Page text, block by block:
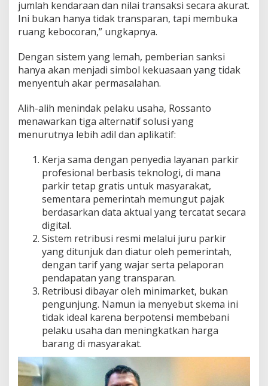
jumlah kendaraan dan nilai transaksi secara akurat.
Ini bukan hanya tidak transparan, tapi membuka
ruang kebocoran,” ungkapnya.
Dengan sistem yang lemah, pemberian sanksi
hanya akan menjadi simbol kekuasaan yang tidak
menyentuh akar permasalahan.
Alih-alih menindak pelaku usaha, Rossanto
menawarkan tiga alternatif solusi yang
menurutnya lebih adil dan aplikatif:
Kerja sama dengan penyedia layanan parkir
profesional berbasis teknologi, di mana
parkir tetap gratis untuk masyarakat,
sementara pemerintah memungut pajak
berdasarkan data aktual yang tercatat secara
digital.
Sistem retribusi resmi melalui juru parkir
yang ditunjuk dan diatur oleh pemerintah,
dengan tarif yang wajar serta pelaporan
pendapatan yang transparan.
Retribusi dibayar oleh minimarket, bukan
pengunjung. Namun ia menyebut skema ini
tidak ideal karena berpotensi membebani
pelaku usaha dan meningkatkan harga
barang di masyarakat.